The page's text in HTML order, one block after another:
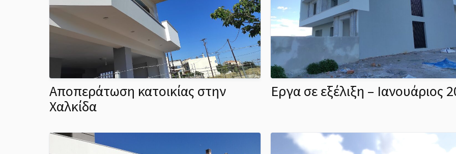
Αποπεράτωση κατοικίας στην
Χαλκίδα
Εργα σε εξέλιξη – Ιανουάριος